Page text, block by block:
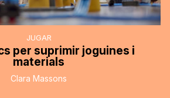
JUGAR
per suprimir joguines i
materials
Clara Massons